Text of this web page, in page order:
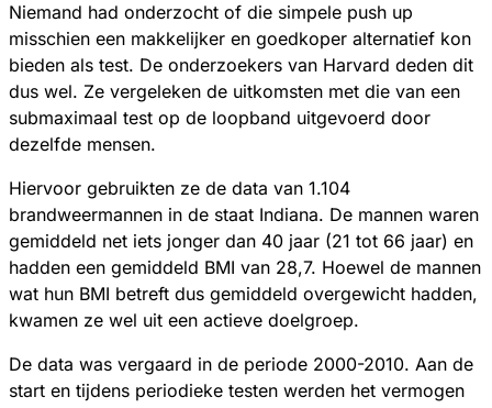
Niemand had onderzocht of die simpele push up
misschien een makkelijker en goedkoper alternatief kon
bieden als test. De onderzoekers van Harvard deden dit
dus wel. Ze vergeleken de uitkomsten met die van een
submaximaal test op de loopband uitgevoerd door
dezelfde mensen.
Hiervoor gebruikten ze de data van 1.104
brandweermannen in de staat Indiana. De mannen waren
gemiddeld net iets jonger dan 40 jaar (21 tot 66 jaar) en
hadden een gemiddeld BMI van 28,7. Hoewel de mannen
wat hun BMI betreft dus gemiddeld overgewicht hadden,
kwamen ze wel uit een actieve doelgroep.
De data was vergaard in de periode 2000-2010. Aan de
start en tijdens periodieke testen werden het vermogen